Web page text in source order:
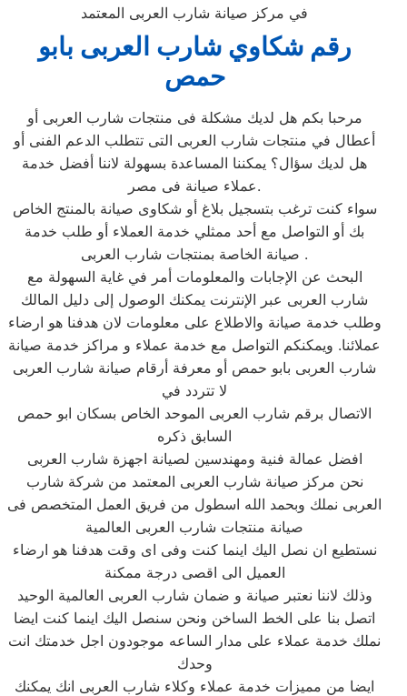
في مركز صيانة شارب العربى المعتمد
رقم شكاوي شارب العربى بابو
حمص
مرحبا بكم هل لديك مشكلة فى منتجات شارب العربى أو
أعطال في منتجات شارب العربى التى تتطلب الدعم الفنى أو
هل لديك سؤال؟ يمكننا المساعدة بسهولة لاننا أفضل خدمة
عملاء صيانة فى مصر.
سواء كنت ترغب بتسجيل بلاغ أو شكاوى صيانة بالمنتج الخاص
بك أو التواصل مع أحد ممثلي خدمة العملاء أو طلب خدمة
صيانة الخاصة بمنتجات شارب العربى .
البحث عن الإجابات والمعلومات أمر في غاية السهولة مع
شارب العربى عبر الإنترنت يمكنك الوصول إلى دليل المالك
وطلب خدمة صيانة والاطلاع على معلومات لان هدفنا هو ارضاء
عملائنا. ويمكنكم التواصل مع خدمة عملاء و مراكز خدمة صيانة
شارب العربى بابو حمص أو معرفة أرقام صيانة شارب العربى
لا تتردد في
الاتصال برقم شارب العربى الموحد الخاص بسكان ابو حمص
السابق ذكره
افضل عمالة فنية ومهندسين لصيانة اجهزة شارب العربى
نحن مركز صيانة شارب العربى المعتمد من شركة شارب
العربى نملك وبحمد الله اسطول من فريق العمل المتخصص فى
صيانة منتجات شارب العربى العالمية
نستطيع ان نصل اليك اينما كنت وفى اى وقت هدفنا هو ارضاء
العميل الى اقصى درجة ممكنة
وذلك لاننا نعتبر صيانة و ضمان شارب العربى العالمية الوحيد
اتصل بنا على الخط الساخن ونحن سنصل اليك اينما كنت ايضا
نملك خدمة عملاء على مدار الساعه موجودون اجل خدمتك انت
وحدك
ايضا من مميزات خدمة عملاء وكلاء شارب العربى انك يمكنك